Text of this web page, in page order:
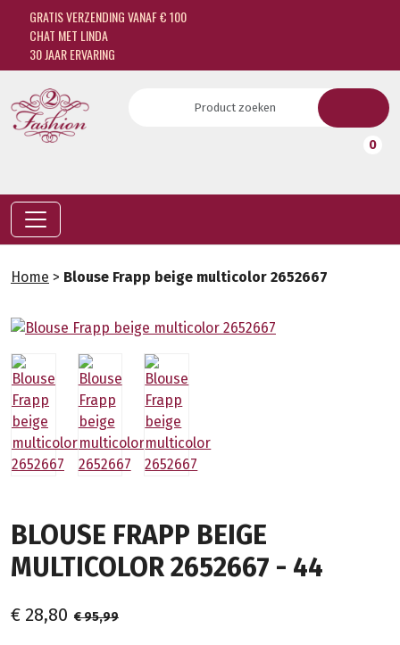
GRATIS VERZENDING VANAF € 100
CHAT MET LINDA
30 JAAR ERVARING
0
Home > Blouse Frapp beige multicolor 2652667
BLOUSE FRAPP BEIGE
MULTICOLOR 2652667 - 44
€ 28,80 € 95,99